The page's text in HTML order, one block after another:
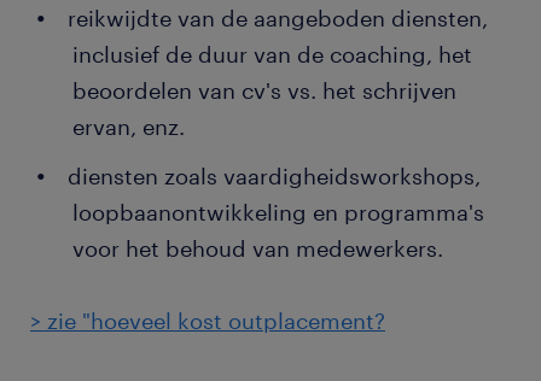
reikwijdte van de aangeboden diensten,
inclusief de duur van de coaching, het
beoordelen van cv's vs. het schrijven
ervan, enz.
diensten zoals vaardigheidsworkshops,
loopbaanontwikkeling en programma's
voor het behoud van medewerkers.
> zie "hoeveel kost outplacement?